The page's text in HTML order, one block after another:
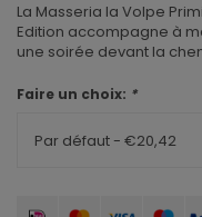
La Masseria la Volpe
Edition accompagne à
une soirée devant la
Faire un choix: *
Par défaut - €20,42